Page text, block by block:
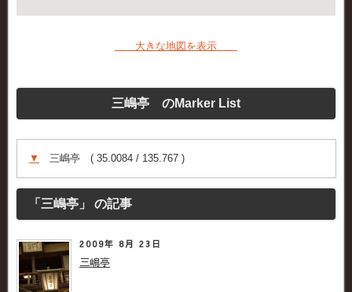
大きな地図を表示
三嶋亭 のMarker List
▼ 三嶋亭 ( 35.0084 / 135.767 )
「三嶋亭」 の記事
2009年 8月 23日
三嶋亭